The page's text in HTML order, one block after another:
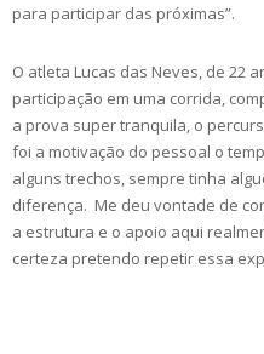
para participar das próximas”.
O atleta Lucas das Neves, de 22
participação em uma corrida,
a prova super tranquila, o
foi a motivação do pessoal o
alguns trechos, sempre tinha
diferença. Me deu vontade de
a estrutura e o apoio aqui
certeza pretendo repetir essa